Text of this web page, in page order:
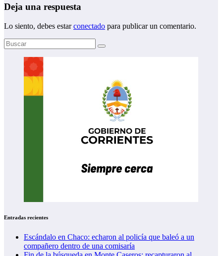
Deja una respuesta
Lo siento, debes estarconectado para publicar un comentario.
Entradas recientes
Escándalo en Chaco: echaron al policía que baleó a un
compañero dentro de una comisaría